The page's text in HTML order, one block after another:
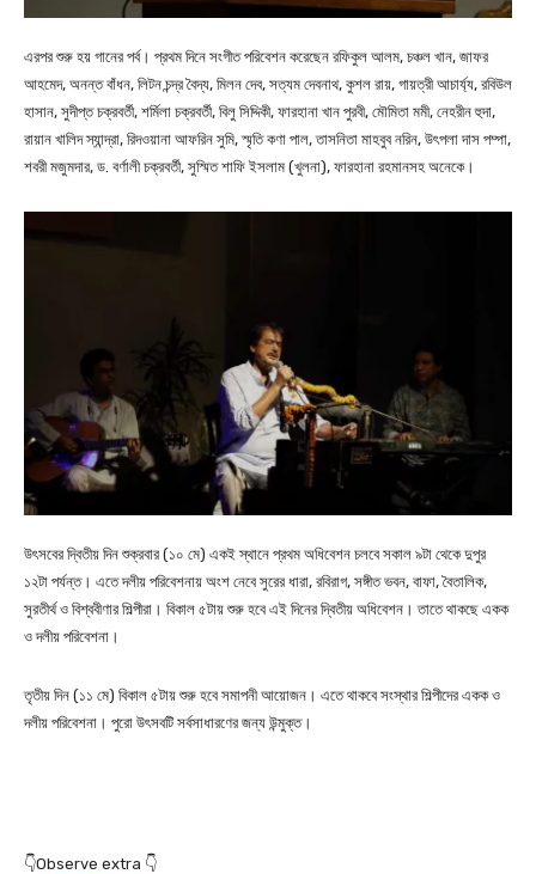
এরপর শুরু হয় গানের পর্ব। প্রথম দিনে সংগীত পরিবেশন করেছেন রফিকুল আলম, চঞ্চল খান, জাফর
আহমেদ, অনন্ত বাঁধন, লিটন চন্দ্র বৈদ্য, মিলন দেব, সত্যম দেবনাথ, কুশল রায়, গায়ত্রী আচার্য্য, রবিউল
হাসান, সুদীপ্ত চক্রবর্তী, শর্মিলা চক্রবর্তী, বিলু সিদ্দিকী, ফারহানা খান পুরবী, মৌমিতা মমী, নেহরীন হুদা,
রায়ান খালিদ স্যান্দ্রা, রিদওয়ানা আফরিন সুমি, স্মৃতি কণা পাল, তাসনিতা মাহবুব নরিন, উৎপলা দাস পম্পা,
শবরী মজুমদার, ড. বর্ণালী চক্রবর্তী, সুস্মিত শাফি ইসলাম (খুলনা), ফারহানা রহমানসহ অনেকে।
উৎসবের দ্বিতীয় দিন শুক্রবার (১০ মে) একই স্থানে প্রথম অধিবেশন চলবে সকাল ৯টা থেকে দুপুর
১২টা পর্যন্ত। এতে দলীয় পরিবেশনায় অংশ নেবে সুরের ধারা, রবিরাগ, সঙ্গীত ভবন, বাফা, বৈতালিক,
সুরতীর্থ ও বিশ্ববীণার শিল্পীরা। বিকাল ৫টায় শুরু হবে এই দিনের দ্বিতীয় অধিবেশন। তাতে থাকছে একক
ও দলীয় পরিবেশনা।
তৃতীয় দিন (১১ মে) বিকাল ৫টায় শুরু হবে সমাপনী আয়োজন। এতে থাকবে সংস্থার শিল্পীদের একক ও
দলীয় পরিবেশনা। পুরো উৎসবটি সর্বসাধারণের জন্য উন্মুক্ত।
👇Observe extra 👇